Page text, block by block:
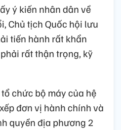
ý kiến nhân dân về
Chủ tịch Quốc hội lưu
tiến hành rất khẩn
rất thận trọng, kỹ
chức bộ máy của hệ
đơn vị hành chính và
quyền địa phương 2